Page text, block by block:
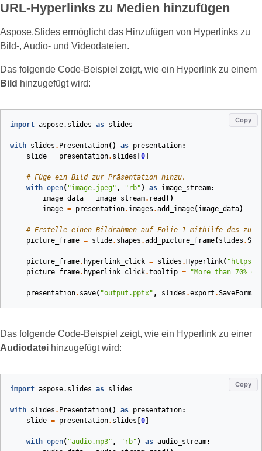
URL‑Hyperlinks zu Medien hinzufügen
Aspose.Slides ermöglicht das Hinzufügen von Hyperlinks zu
Bild-, Audio‑ und Videodateien.
Das folgende Code‑Beispiel zeigt, wie ein Hyperlink zu einem
Bild hinzugefügt wird:
Copy
import aspose.slides as slides
with slides . Presentation() as presentation:
slide = presentation. slides 0
# Füge ein Bild zur Präsentation hinzu.
with open( "image.jpeg" , "rb" ) as image_stream:
image_data = image_stream. read ()
image = presentation. images .add_image( image_data)
# Erstelle einen Bildrahmen auf Folie 1 mithilfe des
picture_frame = slide. shapes .add_picture_frame( slides .
picture_frame. hyperlink_click = slides . Hyperlink( "https://
picture_frame. hyperlink_click.tooltip = "More than 70% o
presentation. save( "output.pptx" , slides .export .SaveFormat
Das folgende Code‑Beispiel zeigt, wie ein Hyperlink zu einer
Audiodatei hinzugefügt wird:
Copy
import aspose.slides as slides
with slides . Presentation() as presentation:
slide = presentation. slides 0
with open( "audio.mp3" , "rb" ) as audio_stream: